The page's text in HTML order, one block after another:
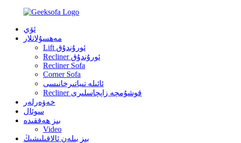
ئۆي
مەھسۇلاتلار
Lift ئورۇندۇق
Recliner ئورۇندۇق
Recliner Sofa
Corner Sofa
ئائىلە تىياتىرخانىسى
Recliner قوشۇمچە زاپچاسلىرى
خەۋەرلەر
سوئال
بىز ھەققىدە
Video
بىز بىلەن ئالاقىلىشىڭ